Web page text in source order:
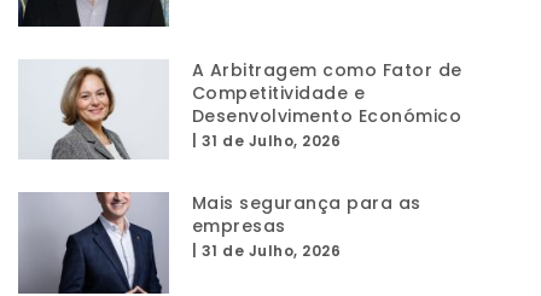
A Arbitragem como Fator de
Competitividade e
Desenvolvimento Económico
31 de Julho, 2026
Mais segurança para as
empresas
31 de Julho, 2026